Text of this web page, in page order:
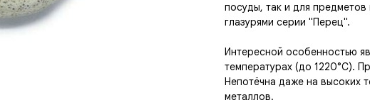
посуды, так и для
глазурями серии "Перец".
Интересной особенностью
температурах (до 1220°C).
Непотёчна даже на высоких
металлов.